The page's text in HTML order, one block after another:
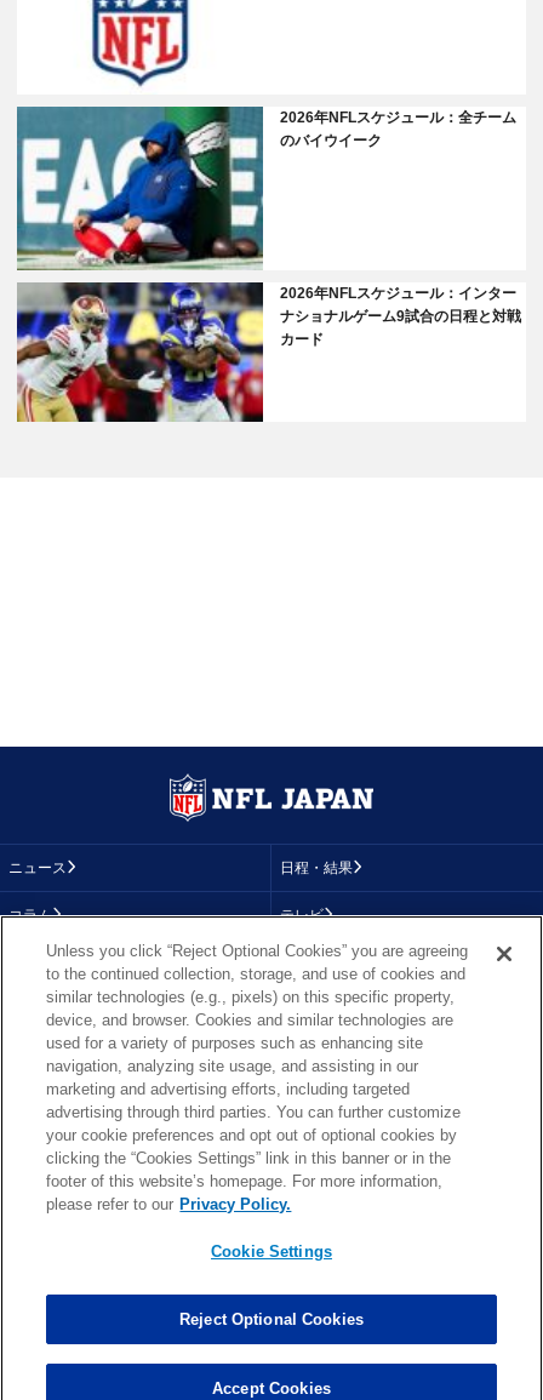
2026年NFLスケジュール：全チーム
のバイウイーク
2026年NFLスケジュール：インター
ナショナルゲーム9試合の日程と対戦
カード
ニュース 日程・結果
コラム テレビ
画像
順位表
About NFL
More NFL 特集
TOP お問い合わせ FAQ
PHOTO BY AP Images / PHOTO BY Getty Images
Unless you click “Reject Optional Cookies” you are agreeing
to the continued collection, storage, and use of cookies and
similar technologies (e.g., pixels) on this specific property,
device, and browser. Cookies and similar technologies are
used for a variety of purposes such as enhancing site
navigation, analyzing site usage, and assisting in our
marketing and advertising efforts, including targeted
advertising through third parties. You can further customize
your cookie preferences and opt out of optional cookies by
clicking the “Cookies Settings” link in this banner or in the
footer of this website’s homepage. For more information,
please refer to our Privacy Policy.
Cookie Settings
Reject Optional Cookies
Accept Cookies